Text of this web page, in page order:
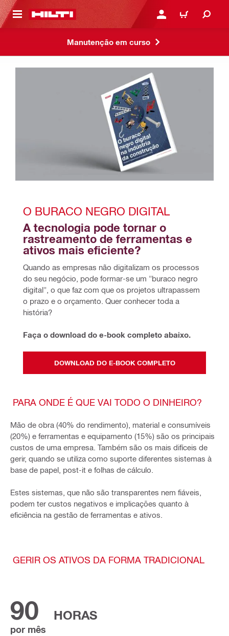
CONTENT ENTRAR OU REGISTAR
CARRINHO
Manutenção em curso
O BURACO NEGRO DIGITAL
A tecnologia pode tornar o
rastreamento de ferramentas e
ativos mais eficiente?
Quando as empresas não digitalizam os processos
do seu negócio, pode formar-se um "buraco negro
digital", o que faz com que os projetos ultrapassem
o prazo e o orçamento. Quer conhecer toda a
história?
Faça o download do e-book completo abaixo.
DOWNLOAD DO E-BOOK COMPLETO
PARA ONDE É QUE VAI TODO O DINHEIRO?
Mão de obra (40% do rendimento), material e consumíveis
(20%) e ferramentas e equipamento (15%) são os principais
custos de uma empresa. Também são os mais difíceis de
gerir, quando se utiliza como suporte diferentes sistemas à
base de papel, post-it e folhas de cálculo.
Estes sistemas, que não são transparentes nem fiáveis,
podem ter custos negativos e implicações quanto à
eficiência na gestão de ferramentas e ativos.
GERIR OS ATIVOS DA FORMA TRADICIONAL
90 HORAS
por mês